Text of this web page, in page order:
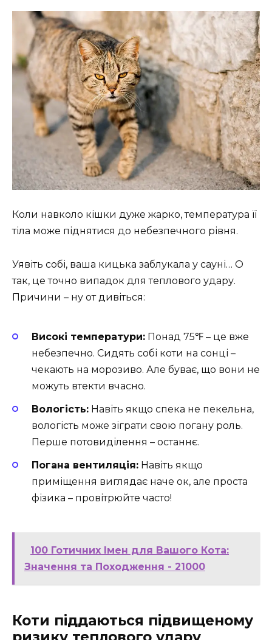
Коли навколо кішки дуже жарко, температура її
тіла може піднятися до небезпечного рівня.
Уявіть собі, ваша кицька заблукала у сауні… О
так, це точно випадок для теплового удару.
Причини – ну от дивіться:
Високі температури: Понад 75℉ – це вже
небезпечно. Сидять собі коти на сонці –
чекають на морозиво. Але буває, що вони не
можуть втекти вчасно.
Вологість: Навіть якщо спека не пекельна,
вологість може зіграти свою погану роль.
Перше потовиділення – останнє.
Погана вентиляція: Навіть якщо
приміщення виглядає наче ок, але проста
фізика – провітрюйте часто!
100 Готичних Імен для Вашого Кота:
Значення та Походження - 21000
Коти піддаються підвищеному